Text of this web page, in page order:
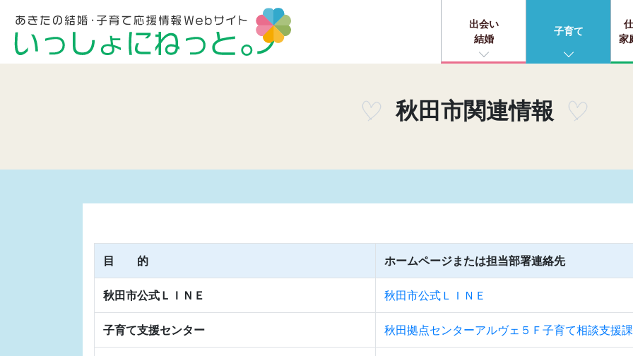
出会い
結婚
子育て
家
秋田市関連情報
目 的 ホームページまたは担当部署連絡先
秋田市公式ＬＩＮＥ 秋田市公式ＬＩＮＥ
子育て支援センター 秋田拠点センターアルヴェ５Ｆ子育て相談支援課